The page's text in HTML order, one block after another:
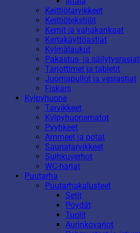
Keittiötarvikkeet
Keittiötekstiilit
Kernit ja vahakankaat
Kertakäyttöastiat
Kylmälaukut
Pakastus- ja säilytysrasiat
Tarjottimet ja tabletit
Juomapullot ja vesiastiat
Fiskars
Kylpyhuone
Tarvikkeet
Kylpyhuonematot
Pyyhkeet
Ammeet ja potat
Saunatarvikkeet
Suihkuverhot
WC-harjat
Puutarha
Puutarhakalusteet
Setit
Pöydät
Tuolit
Aurinkovarjot